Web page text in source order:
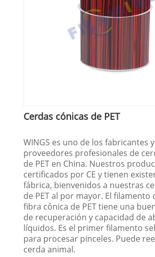
Cerdas cónicas de PET
WINGS es uno de los fabricantes y
proveedores profesionales de
de PET en China. Nuestros
certificados por CE y tienen
fábrica, bienvenidos a nuestras
de PET al por mayor. El filamento
fibra cónica de PET tiene una
de recuperación y capacidad de
líquidos. Es el primer filamento
para procesar pinceles. Puede
cerda animal.